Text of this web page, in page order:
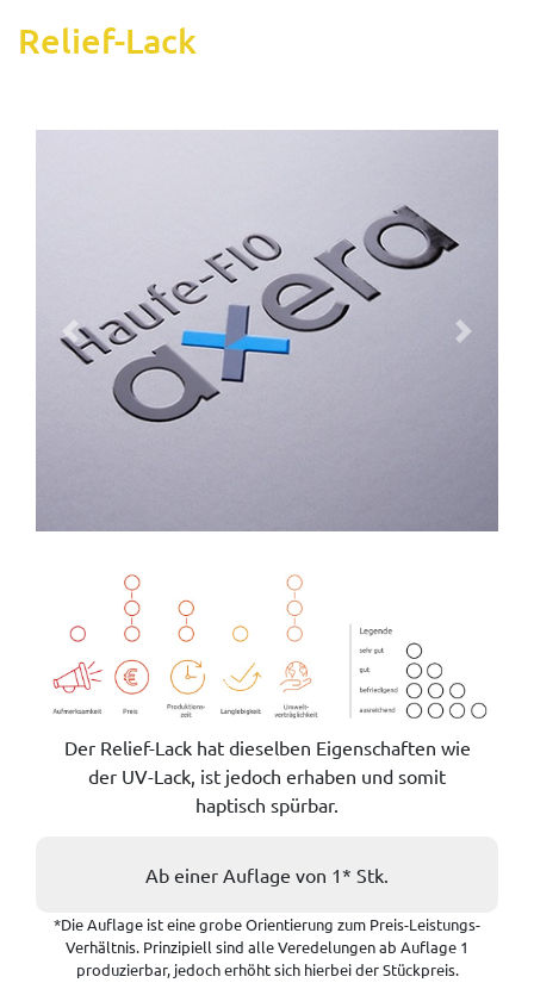
Relief-Lack
Previous Next
Der Relief-Lack hat dieselben Eigenschaften wie
der UV-Lack, ist jedoch erhaben und somit
haptisch spürbar.
Ab einer Auflage von 1* Stk.
*Die Auflage ist eine grobe Orientierung zum Preis-Leistungs-
Verhältnis. Prinzipiell sind alle Veredelungen ab Auflage 1
produzierbar, jedoch erhöht sich hierbei der Stückpreis.